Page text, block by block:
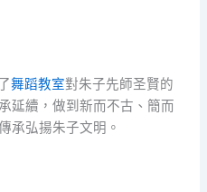
舞蹈教室對朱子先師圣賢的
延續，做到新而不古、簡而
承弘揚朱子文明。